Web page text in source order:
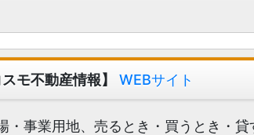
モ不動産情報】 WEBサイト
事業用地、売るとき・買うとき・貸